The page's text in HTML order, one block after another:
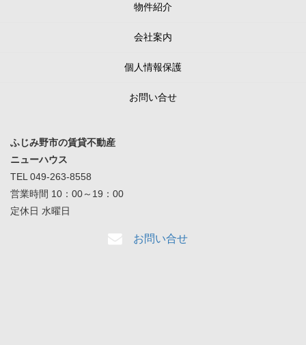
物件紹介
会社案内
個人情報保護
お問い合せ
ふじみ野市の賃貸不動産
ニューハウス
TEL 049-263-8558
営業時間 10：00～19：00
定休日 水曜日
お問い合せ